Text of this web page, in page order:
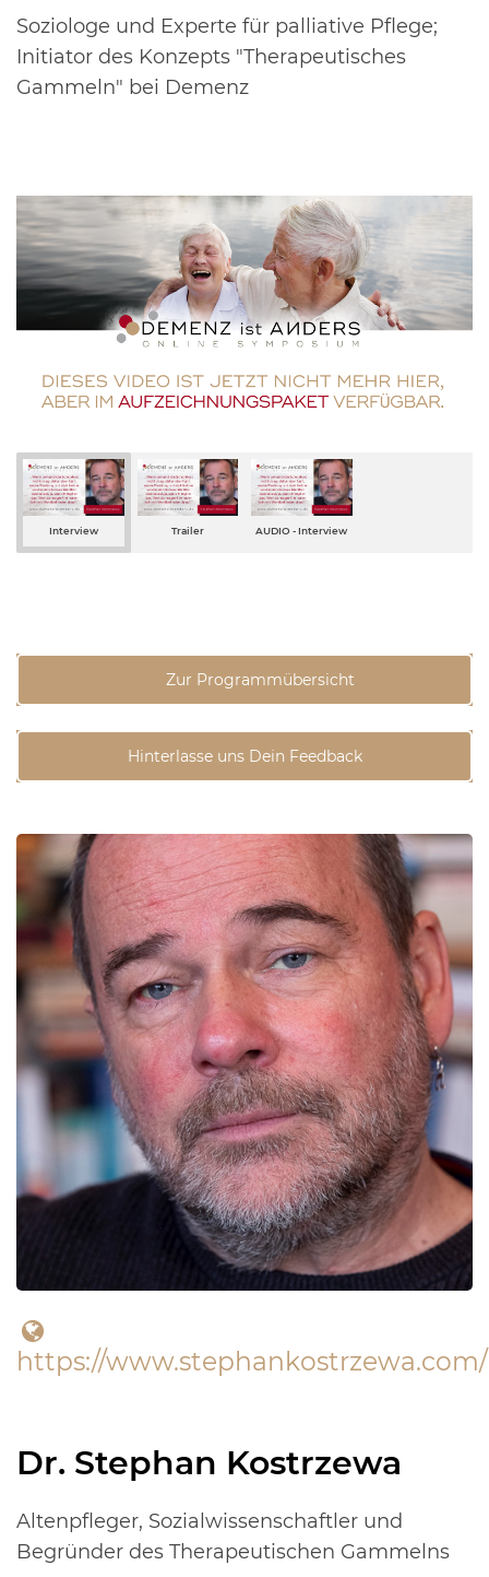
Soziologe und Experte für palliative Pflege;
Initiator des Konzepts "Therapeutisches
Gammeln" bei Demenz
Interview Trailer AUDIO - Interview
Zur Programmübersicht
Hinterlasse uns Dein Feedback
https://www.stephankostrzewa.com/
Dr. Stephan Kostrzewa
Altenpfleger, Sozialwissenschaftler und
Begründer des Therapeutischen Gammelns